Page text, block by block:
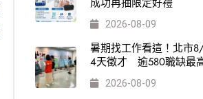
2026-08-09
暑期找工作看這！北市
4天徵才 逾580職缺最
2026-08-09